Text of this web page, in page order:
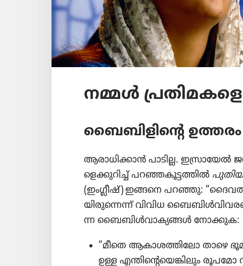
നമ്മൾ
ബൈബിളിന്റെ ഉത്തരം
ആരാധിക്കാൻ പാടില്ല.
ളെ​ക്കു​റിച്ച്‌ പറഞ്ഞകൂ​ട്ട​ത്തിൽ
(ഇംഗ്ലീഷ്‌) ഇങ്ങനെ പറഞ്ഞു:
യി​രു​ന്നെന്ന്‌ വിവിധ
ന്ന ബൈബിൾവാ​ക്യ​ങ്ങൾ നോക്കുക:
“മീതെ ആകാശ​ത്തി​ലോ താഴെ
ഉള്ള എന്തി​ന്റെ​യെ​ങ്കി​ലും രൂപമോ